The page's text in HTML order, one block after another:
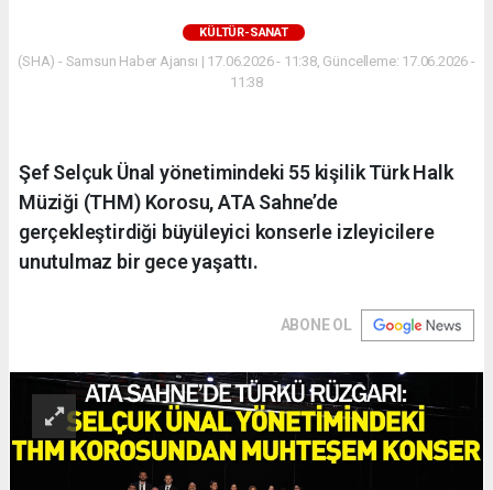
KÜLTÜR-SANAT
(SHA) - Samsun Haber Ajansı | 17.06.2026 - 11:38, Güncelleme: 17.06.2026 -
11:38
​Şef Selçuk Ünal yönetimindeki 55 kişilik Türk Halk
Müziği (THM) Korosu, ATA Sahne’de
gerçekleştirdiği büyüleyici konserle izleyicilere
unutulmaz bir gece yaşattı.
ABONE OL